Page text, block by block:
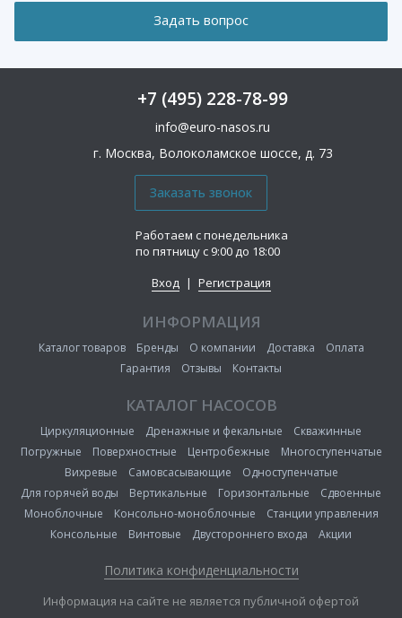
+7 (495) 228-78-99
info@euro-nasos.ru
г. Москва, Волоколамское шоссе, д. 73
Работаем с понедельника
по пятницу с 9:00 до 18:00
Вход | Регистрация
ИНФОРМАЦИЯ
Каталог товаров Бренды О компании Доставка
Оплата
Гарантия
Отзывы Контакты
КАТАЛОГ НАСОСОВ
Циркуляционные Дренажные и фекальные
Скважинные
Погружные
Поверхностные Центробежные
Многоступенчатые
Вихревые
Самовсасывающие
Одноступенчатые
Для горячей воды
Вертикальные Горизонтальные
Сдвоенные
Моноблочные
Консольно-моноблочные
Станции управления
Консольные
Винтовые Двустороннего входа Акции
Политика конфиденциальности
Информация на сайте не является публичной офертой